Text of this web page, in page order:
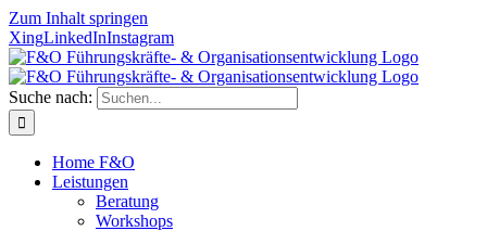
Zum Inhalt springen
XingLinkedInInstagram
Suche nach:
Home F&O
Leistungen
Beratung
Workshops